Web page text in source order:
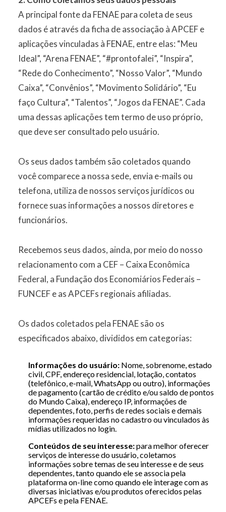
A principal fonte da FENAE para coleta de seus
dados é através da ficha de associação à APCEF e
aplicações vinculadas à FENAE, entre elas: “Meu
Ideal”, “Arena FENAE”, “#prontofalei”, “Inspira”,
“Rede do Conhecimento”, “Nosso Valor”, “Mundo
Caixa”, “Convênios”, “Movimento Solidário”, “Eu
faço Cultura”, “Talentos”, “Jogos da FENAE”. Cada
uma dessas aplicações tem termo de uso próprio,
que deve ser consultado pelo usuário.
Os seus dados também são coletados quando
você comparece a nossa sede, envia e-mails ou
telefona, utiliza de nossos serviços jurídicos ou
fornece suas informações a nossos diretores e
funcionários.
Recebemos seus dados, ainda, por meio do nosso
relacionamento com a CEF – Caixa Econômica
Federal, a Fundação dos Economiários Federais –
FUNCEF e as APCEFs regionais afiliadas.
Os dados coletados pela FENAE são os
especificados abaixo, divididos em categorias:
Informações do usuário: Nome, sobrenome, estado
civil, CPF, endereço residencial, lotação, contatos
(telefônico, e-mail, WhatsApp ou outro), informações
de pagamento (cartão de crédito e/ou saldo de pontos
do Mundo Caixa), endereço IP, informações de
dependentes, foto, perfis de redes sociais e demais
informações requeridas no cadastro ou vinculados às
mídias utilizados no login.
Conteúdos de seu interesse:para melhor oferecer
serviços de interesse do usuário, coletamos
informações sobre temas de seu interesse e de seus
dependentes, tanto quando ele se associa pela
plataforma on-line como quando ele interage com as
diversas iniciativas e/ou produtos oferecidos pelas
APCEFs e pela FENAE.